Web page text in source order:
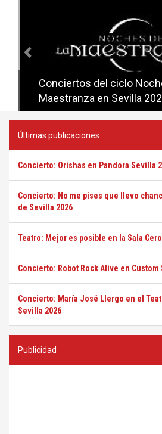
Conciertos del ciclo
Maestranza en Sevilla
Conciertos del ciclo
Sevilla
Últimas publicaciones
Concierto: Orishas en Pandora Sevilla
Concierto: No me pises que llevo
de Sevilla 2026
Teatro: Mejor es posible en la Sala
Concierto: Robot Rock Alive en Custom
Concierto: María José Llergo en el
Sevilla 2026
Publicidad